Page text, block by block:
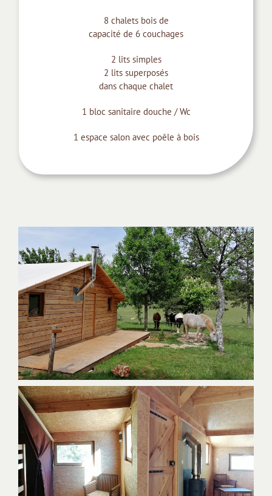
8 chalets bois de
capacité de 6 couchages
2 lits simples
2 lits superposés
dans chaque chalet
1 bloc sanitaire douche / Wc
1 espace salon avec poêle à bois